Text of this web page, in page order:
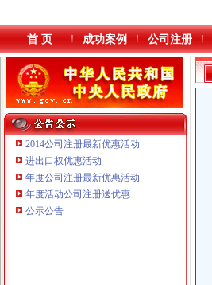
本站导航
首 页 成功案例 公司注册
2014公司注册最新优惠活动
进出口权优惠活动
年度公司注册最新优惠活动
年度活动公司注册送优惠
公示公告